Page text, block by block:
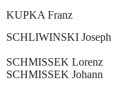
KUPKA Franz
SCHLIWINSKI Joseph
SCHMISSEK Lorenz
SCHMISSEK Johann